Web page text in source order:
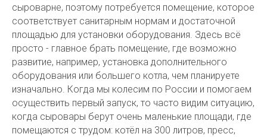
сыроварне, поэтому потребуется помещение, которое
соответствует санитарным нормам и достаточной
площадью для установки оборудования. Здесь всё
просто - главное брать помещение, где возможно
развитие, например, установка дополнительного
оборудования или большего котла, чем планируете
изначально. Когда мы колесим по России и помогаем
осуществить первый запуск, то часто видим ситуацию,
когда сыровары берут очень маленькие площади, где
помещаются с трудом: котёл на 300 литров, пресс,